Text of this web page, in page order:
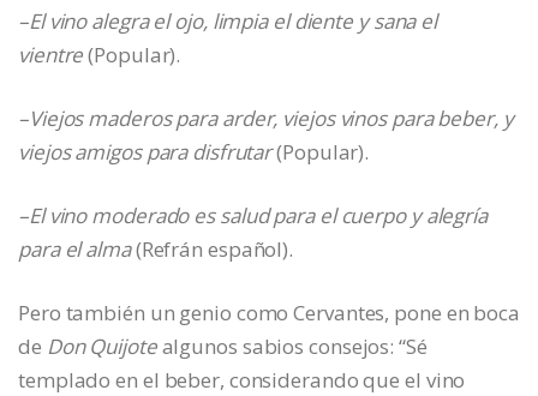
–El vinoalegra el ojo, limpia el diente ysana el
vientre(Popular).
–Viejos maderos para arder, viejos vinos para beber, y
viejos amigos para disfrutar(Popular).
–El vino moderado es salud para el cuerpo y alegría
para el alma(Refrán español).
Pero también un genio como Cervantes, pone en boca
de Don Quijotealgunos sabios consejos: “Sé
templado en el beber, considerando que el vino